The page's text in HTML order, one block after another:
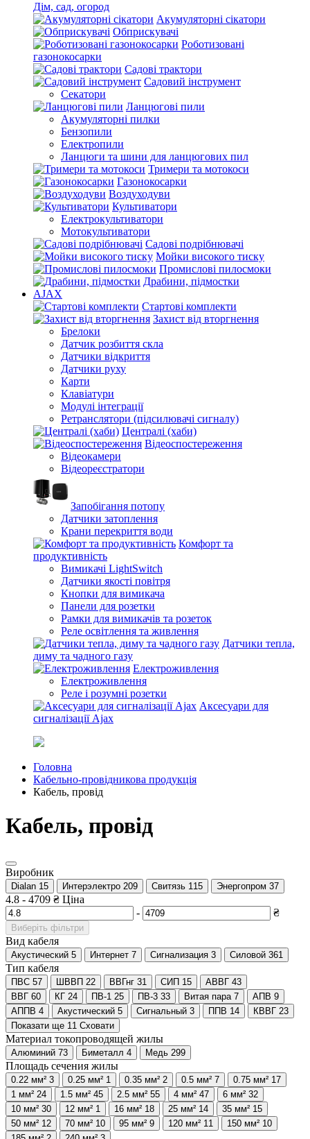
Дім, сад, огород
Акумуляторні сікатори
Обприскувачі
Роботизовані
газонокосарки
Садові трактори
Садовий інструмент
Секатори
Ланцюгові пили
Акумуляторні пилки
Бензопили
Електропили
Ланцюги та шини для ланцюгових пил
Тримери та мотокоси
Газонокосарки
Воздуходуви
Культиватори
Електрокультиватори
Мотокультиватори
Садові подрібнювачі
Мойки високого тиску
Промислові пилосмоки
Драбини, підмостки
AJAX
Стартові комплекти
Захист від вторгнення
Брелоки
Датчик розбиття скла
Датчики відкриття
Датчики руху
Карти
Клавіатури
Модулі інтеграції
Ретранслятори (підсилювачі сигналу)
Централі (хаби)
Відеоспостереження
Відеокамери
Відеореєстратори
Запобігання потопу
Датчики затоплення
Крани перекриття води
Комфорт та
продуктивність
Вимикачі LightSwitch
Датчики якості повітря
Кнопки для вимикача
Панели для розетки
Рамки для вимикачів та розеток
Реле освітлення та живлення
Датчики тепла,
диму та чадного газу
Електроживлення
Електроживлення
Реле і розумні розетки
Аксесуари для
сигналізації Ajax
Головна
Кабельно-провідникова продукція
Кабель, провід
Кабель, провід
Виробник
Dialan 15 Интерэлектро 209 Свитязь 115 Энергопром 37
4.8 - 4709 ₴ Ціна
-
₴
Виберіть фільтри
Вид кабеля
Акустический 5 Интернет 7 Сигнализация 3 Силовой 361
Тип кабеля
ПВС 57 ШВВП 22 ВВГнг 31 СИП 15 АВВГ 43
ВВГ 60 КГ 24 ПВ-1 25 ПВ-3 33 Витая пара 7 АПВ 9
АППВ 4 Акустический 5 Сигнальный 3 ППВ 14 КВВГ 23
Показати ще 11 Сховати
Материал токопроводящей жилы
Алюминий 73 Биметалл 4 Медь 299
Площадь сечения жилы
0.22 мм² 3 0.25 мм² 1 0.35 мм² 2 0.5 мм² 7 0.75 мм² 17
1 мм² 24 1.5 мм² 45 2.5 мм² 55 4 мм² 47 6 мм² 32
10 мм² 30 12 мм² 1 16 мм² 18 25 мм² 14 35 мм² 15
50 мм² 12 70 мм² 10 95 мм² 9 120 мм² 11 150 мм² 10